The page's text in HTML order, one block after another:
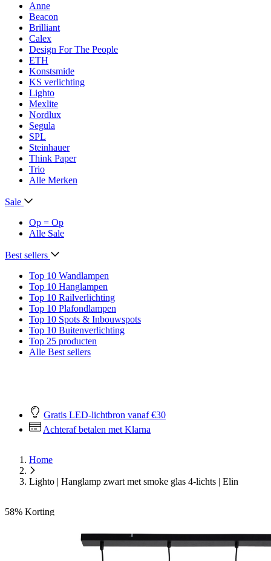
Anne
Beacon
Brilliant
Calex
Design For The People
ETH
Konstsmide
KS verlichting
Lighto
Mexlite
Nordlux
Segula
SPL
Steinhauer
Think Paper
Trio
Alle Merken
Sale
Op = Op
Alle Sale
Best sellers
Top 10 Wandlampen
Top 10 Hanglampen
Top 10 Railverlichting
Top 10 Plafondlampen
Top 10 Spots & Inbouwspots
Top 10 Buitenverlichting
Top 25 producten
Alle Best sellers
Gratis LED-lichtbron vanaf €30
Achteraf betalen met Klarna
Home
Lighto | Hanglamp zwart met smoke glas 4-lichts | Elin
58% Korting